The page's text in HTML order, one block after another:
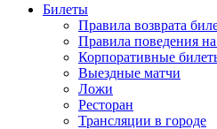
Билеты
Правила возврата
Правила поведения
Корпоративные
Выездные матчи
Ложи
Ресторан
Трансляции в городе